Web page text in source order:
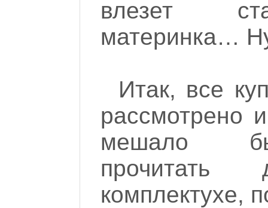
влезет
материнка…
Итак, все
рассмотрено
мешало
прочитать
комплектухе,